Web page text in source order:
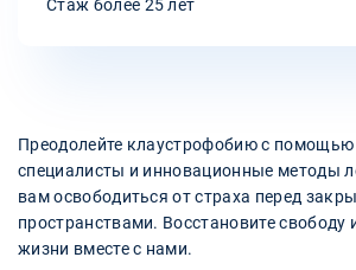
Стаж более 25 лет
Преодолейте клаустрофобию с
специалисты и инновационные методы
вам освободиться от страха перед
пространствами. Восстановите свободу
жизни вместе с нами.